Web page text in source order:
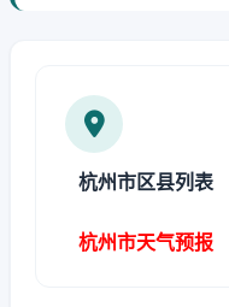
杭州市区县列表
杭州市天气预报